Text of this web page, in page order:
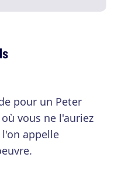
pour un Peter
vous ne l'auriez
l'on appelle